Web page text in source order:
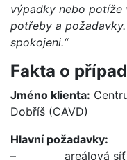
výpadky nebo potíže
potřeby a
spokojeni.“
Fakta o
Jméno klienta:
Dobříš (CAVD)
Hlavní požadavky:
– areálová síť